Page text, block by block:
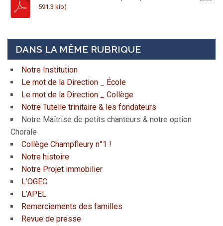
591.3 kio)
DANS LA MÊME RUBRIQUE
Notre Institution
Le mot de la Direction _ École
Le mot de la Direction _ Collège
Notre Tutelle trinitaire & les fondateurs
Notre Maîtrise de petits chanteurs & notre option
Chorale
Collège Champfleury n°1 !
Notre histoire
Notre Projet immobilier
L’OGEC
L’APEL
Remerciements des familles
Revue de presse